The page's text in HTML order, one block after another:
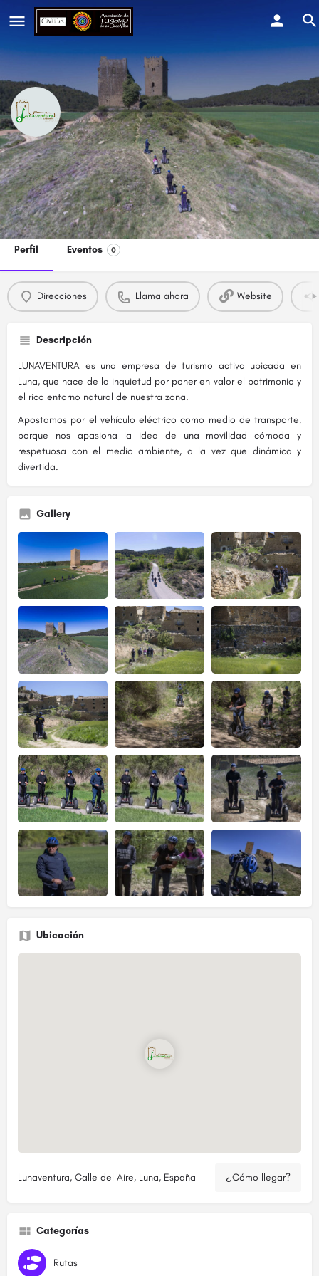
Lunaventura
Hacemos del paseo una aventura.
Llama ahora
Perfil Eventos 0
Direcciones Llama ahora Website
Descripción
LUNAVENTURA es una empresa de turismo activo ubicada en
Luna, que nace de la inquietud por poner en valor el patrimonio y
el rico entorno natural de nuestra zona.
Apostamos por el vehículo eléctrico como medio de transporte,
porque nos apasiona la idea de una movilidad cómoda y
respetuosa con el medio ambiente, a la vez que dinámica y
divertida.
Gallery
Ubicación
Lunaventura, Calle del Aire, Luna, España ¿Cómo llegar?
Categorías
Rutas